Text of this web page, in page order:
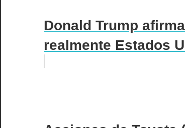
Donald Trump
realmente Estados